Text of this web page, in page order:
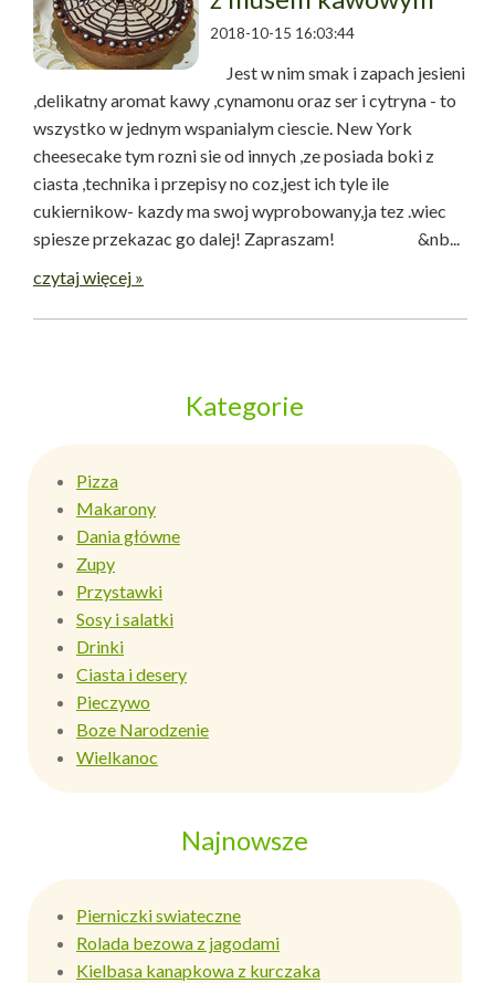
2018-10-15 16:03:44
Jest w nim smak i zapach jesieni
,delikatny aromat kawy ,cynamonu oraz ser i cytryna - to
wszystko w jednym wspanialym ciescie. New York
cheesecake tym rozni sie od innych ,ze posiada boki z
ciasta ,technika i przepisy no coz,jest ich tyle ile
cukiernikow- kazdy ma swoj wyprobowany,ja tez .wiec
spiesze przekazac go dalej! Zapraszam! &nb...
czytaj więcej »
Kategorie
Pizza
Makarony
Dania główne
Zupy
Przystawki
Sosy i salatki
Drinki
Ciasta i desery
Pieczywo
Boze Narodzenie
Wielkanoc
Najnowsze
Pierniczki swiateczne
Rolada bezowa z jagodami
Kielbasa kanapkowa z kurczaka